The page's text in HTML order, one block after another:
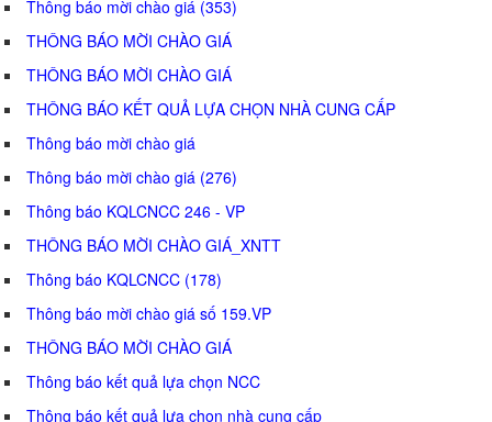
Thông báo mời chào giá (353)
THÔNG BÁO MỜI CHÀO GIÁ
THÔNG BÁO MỜI CHÀO GIÁ
THÔNG BÁO KẾT QUẢ LỰA CHỌN NHÀ CUNG CẤP
Thông báo mời chào giá
Thông báo mời chào giá (276)
Thông báo KQLCNCC 246 - VP
THÔNG BÁO MỜI CHÀO GIÁ_XNTT
Thông báo KQLCNCC (178)
Thông báo mời chào giá số 159.VP
THÔNG BÁO MỜI CHÀO GIÁ
Thông báo kết quả lựa chọn NCC
Thông báo kết quả lựa chọn nhà cung cấp